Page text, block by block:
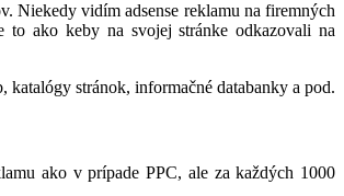
Niekedy vidím adsense reklamu na firemných
to ako keby na svojej stránke odkazovali na
stránok, informačné databanky a pod.
ako v prípade PPC, ale za každých 1000